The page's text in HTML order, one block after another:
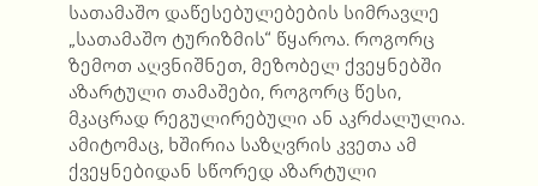
სათამაშო დაწესებულებების სიმრავლე
„სათამაშო ტურიზმის“ წყაროა. როგორც
ზემოთ აღვნიშნეთ, მეზობელ ქვეყნებში
აზარტული თამაშები, როგორც წესი,
მკაცრად რეგულირებული ან აკრძალულია.
ამიტომაც, ხშირია საზღვრის კვეთა ამ
ქვეყნებიდან სწორედ აზარტული